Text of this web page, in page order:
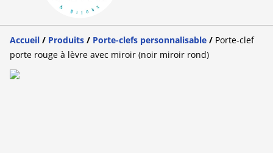
Accueil / Produits / Porte-clefs personnalisable / Porte-clef
porte rouge à lèvre avec miroir (noir miroir rond)